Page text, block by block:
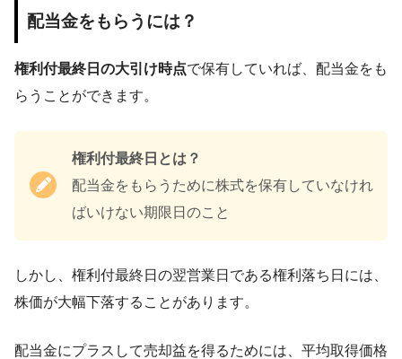
配当金をもらうには？
権利付最終日の大引け時点で保有していれば、配当金をも
らうことができます。
権利付最終日とは？
配当金をもらうために株式を保有していなけれ
ばいけない期限日のこと
しかし、権利付最終日の翌営業日である権利落ち日には、
株価が大幅下落することがあります。
配当金にプラスして売却益を得るためには、平均取得価格